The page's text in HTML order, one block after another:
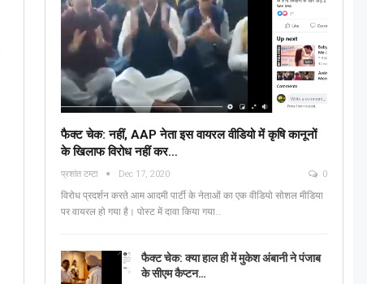
फैक्ट चेक: नहीं, AAP नेता इस वायरल वीडियो में कृषि कानूनों
के खिलाफ विरोध नहीं कर…
प्रशांत टम्टा Dec 17, 2020 0
विरोध प्रदर्शन करते आम आदमी पार्टी के नेताओं का एक वीडियो सोशल मीडिया
पर वायरल हो गया है। पोस्ट में दावा किया गया…
फैक्ट चेक: क्या हाल ही में मुकेश अंबानी ने पंजाब
के सीएम कैप्टन…